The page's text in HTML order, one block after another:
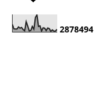
2878494